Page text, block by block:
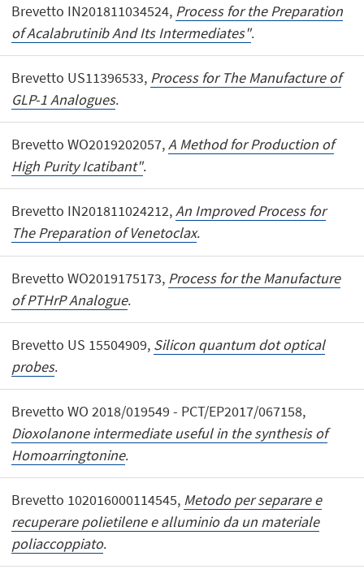
Brevetto IN201811034524, Process for the Preparation
of Acalabrutinib And Its Intermediates".
Brevetto US11396533, Process for The Manufacture of
GLP-1 Analogues.
Brevetto WO2019202057,A Method for Production of
High Purity Icatibant".
Brevetto IN201811024212,An Improved Process for
The Preparation of Venetoclax.
Brevetto WO2019175173, Process for the Manufacture
of PTHrP Analogue.
Brevetto US 15504909, Silicon quantum dot optical
probes.
Brevetto WO 2018/019549 - PCT/EP2017/067158,
Dioxolanone intermediate useful in the synthesis of
Homoarringtonine.
Brevetto 102016000114545, Metodo per separare e
recuperare polietilene e alluminio da un materiale
poliaccoppiato.